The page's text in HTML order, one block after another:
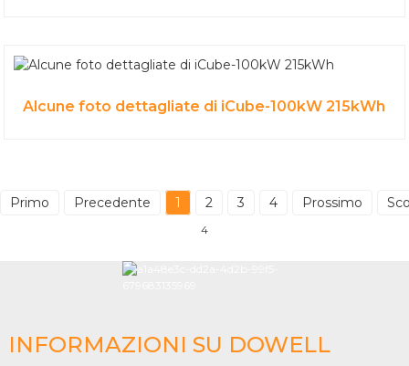
Alcune foto dettagliate di iCube-100kW 215kWh
Primo Precedente 1 2 3 4 Prossimo
4
INFORMAZIONI SU DOWELL